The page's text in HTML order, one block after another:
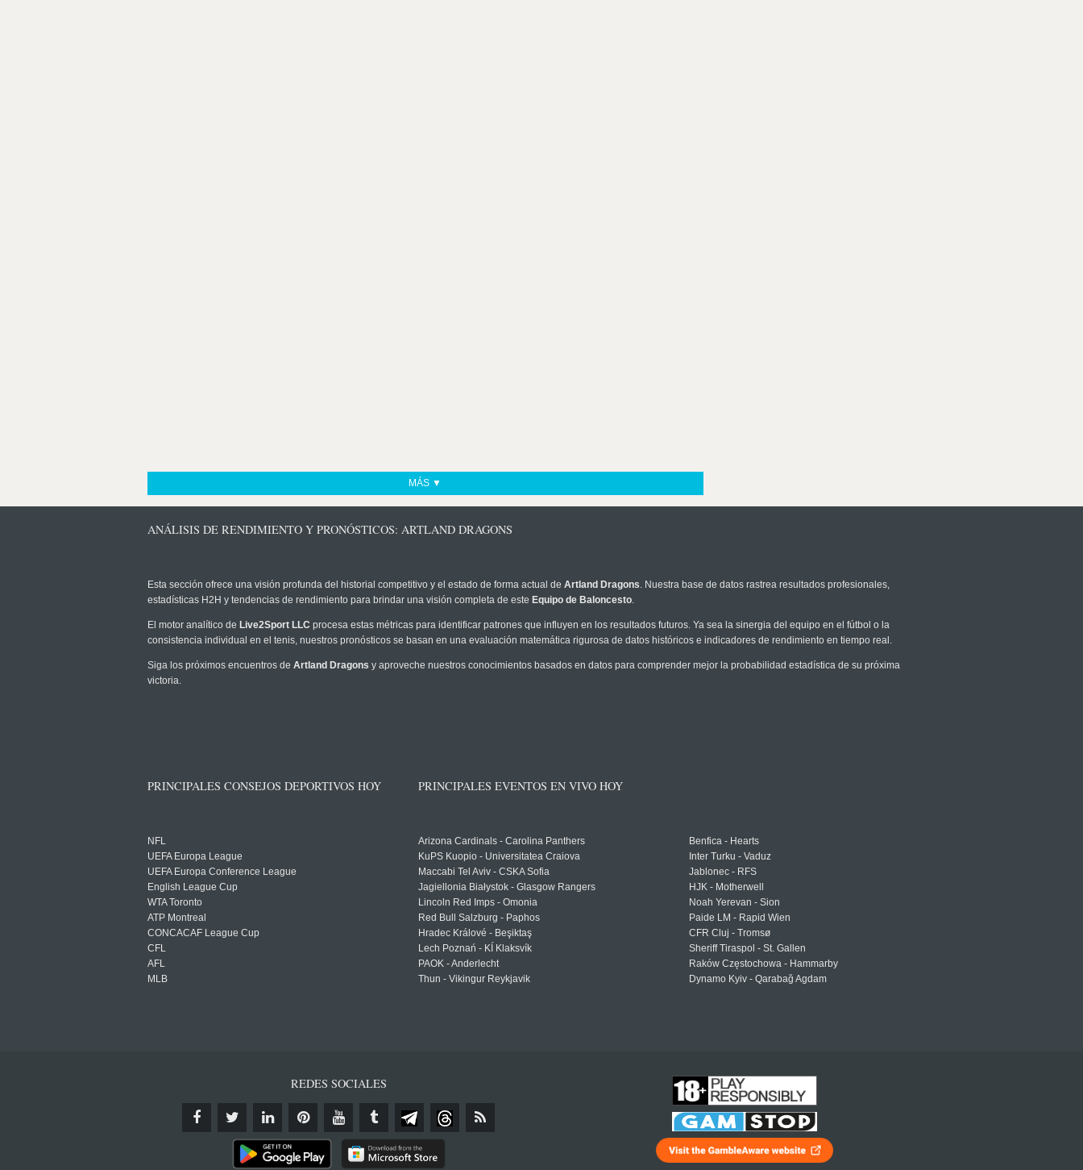
MÁS ▼
ANÁLISIS DE RENDIMIENTO Y PRONÓSTICOS: ARTLAND DRAGONS
Esta sección ofrece una visión profunda del historial competitivo y el estado de forma actual de Artland Dragons. Nuestra base de datos rastrea resultados profesionales,
estadísticas H2H y tendencias de rendimiento para brindar una visión completa de este Equipo de Baloncesto.
El motor analítico de Live2Sport LLC procesa estas métricas para identificar patrones que influyen en los resultados futuros. Ya sea la sinergia del equipo en el fútbol o la
consistencia individual en el tenis, nuestros pronósticos se basan en una evaluación matemática rigurosa de datos históricos e indicadores de rendimiento en tiempo real.
Siga los próximos encuentros de Artland Dragons y aproveche nuestros conocimientos basados en datos para comprender mejor la probabilidad estadística de su próxima
victoria.
PRINCIPALES CONSEJOS DEPORTIVOS HOY
NFL
UEFA Europa League
UEFA Europa Conference League
English League Cup
WTA Toronto
ATP Montreal
CONCACAF League Cup
CFL
AFL
MLB
PRINCIPALES EVENTOS EN VIVO HOY
Arizona Cardinals - Carolina Panthers
KuPS Kuopio - Universitatea Craiova
Maccabi Tel Aviv - CSKA Sofia
Jagiellonia Białystok - Glasgow Rangers
Lincoln Red Imps - Omonia
Red Bull Salzburg - Paphos
Hradec Králové - Beşiktaş
Lech Poznań - KÍ Klaksvík
PAOK - Anderlecht
Thun - Vikingur Reykjavik
Benfica - Hearts
Inter Turku - Vaduz
Jablonec - RFS
HJK - Motherwell
Noah Yerevan - Sion
Paide LM - Rapid Wien
CFR Cluj - Tromsø
Sheriff Tiraspol - St. Gallen
Raków Częstochowa - Hammarby
Dynamo Kyiv - Qarabağ Agdam
REDES SOCIALES